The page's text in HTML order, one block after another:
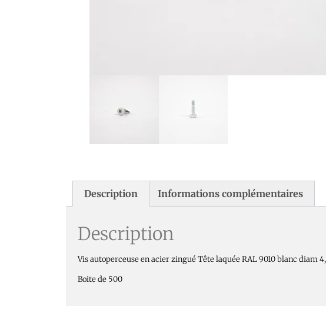
Description Informations complémentaires
Description
Vis autoperceuse en acier zingué Tête laquée RAL 9010 blanc diam
Boite de 500